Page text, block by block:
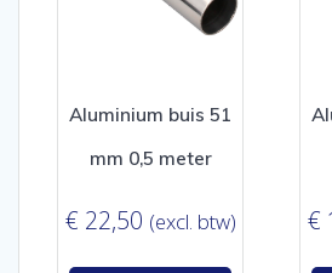
Aluminium buis 51
mm 0,5 meter
€ 22,50 (excl. btw) €